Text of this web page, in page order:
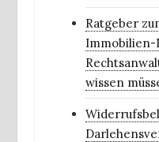
Ratgeber
Immobilien-
wissen